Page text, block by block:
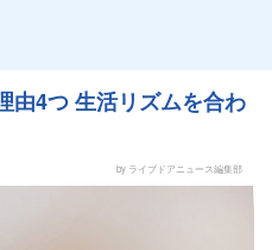
由4つ 生活リズムを合わ
by ライブドアニュース編集部